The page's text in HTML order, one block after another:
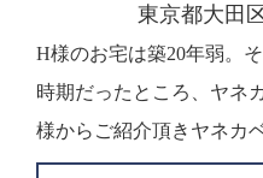
東京都大田
H様のお宅は築20年弱。
時期だったところ、ヤネ
様からご紹介頂きヤネカ